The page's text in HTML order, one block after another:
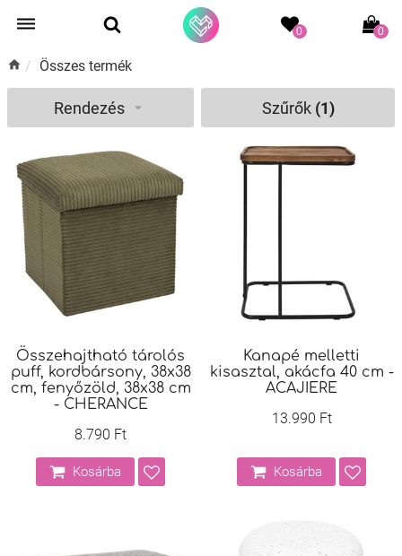
0 0
/ Összes termék
Rendezés Szűrők (1)
Összehajtható tárolós
puff, kordbársony, 38x38
cm, fenyőzöld, 38x38 cm
- CHERANCE
8.790 Ft
Kosárba
Kanapé melletti
kisasztal, akácfa 40 cm -
ACAJIERE
13.990 Ft
Kosárba